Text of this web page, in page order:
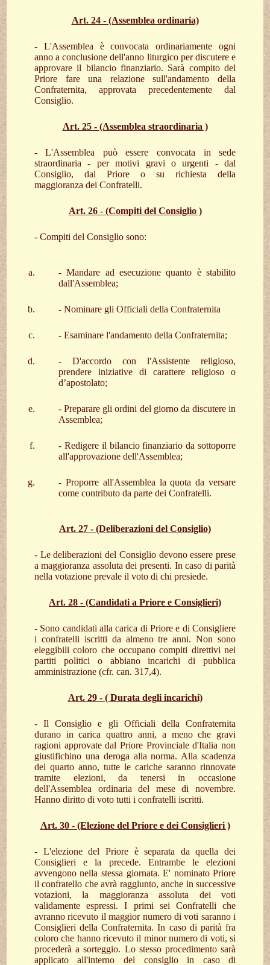
Art. 24 - (Assemblea ordinaria)
- L'Assemblea è convocata ordinariamente ogni
anno a conclusione dell'anno liturgico per discutere e
approvare il bilancio finanziario. Sarà compito del
Priore fare una relazione sull'andamento della
Confraternita, approvata precedentemente dal
Consiglio.
Art. 25 - (Assemblea straordinaria )
- L'Assemblea può essere convocata in sede
straordinaria - per motivi gravi o urgenti - dal
Consiglio, dal Priore o su richiesta della
maggioranza dei Confratelli.
Art. 26 - (Compiti del Consiglio )
- Compiti del Consiglio sono:
- Mandare ad esecuzione quanto è stabilito
dall'Assemblea;
- Nominare gli Officiali della Confraternita
- Esaminare l'andamento della Confraternita;
- D'accordo con l'Assistente religioso,
prendere iniziative di carattere religioso o
d’apostolato;
- Preparare gli ordini del giorno da discutere in
Assemblea;
- Redigere il bilancio finanziario da sottoporre
all'approvazione dell'Assemblea;
- Proporre all'Assemblea la quota da versare
come contributo da parte dei Confratelli.
Art. 27 - (Deliberazioni del Consiglio)
- Le deliberazioni del Consiglio devono essere prese
a maggioranza assoluta dei presenti. In caso di parità
nella votazione prevale il voto di chi presiede.
Art. 28 - (Candidati a Priore e Consiglieri)
- Sono candidati alla carica di Priore e di Consigliere
i confratelli iscritti da almeno tre anni. Non sono
eleggibili coloro che occupano compiti direttivi nei
partiti politici o abbiano incarichi di pubblica
amministrazione (cfr. can. 317,4).
Art. 29 - ( Durata degli incarichi)
- Il Consiglio e gli Officiali della Confraternita
durano in carica quattro anni, a meno che gravi
ragioni approvate dal Priore Provinciale d'Italia non
giustifichino una deroga alla norma. Alla scadenza
del quarto anno, tutte le cariche saranno rinnovate
tramite elezioni, da tenersi in occasione
dell'Assemblea ordinaria del mese di novembre.
Hanno diritto di voto tutti i confratelli iscritti.
Art. 30 - (Elezione del Priore e dei Consiglieri )
- L'elezione del Priore è separata da quella dei
Consiglieri e la precede. Entrambe le elezioni
avvengono nella stessa giornata. E' nominato Priore
il confratello che avrà raggiunto, anche in successive
votazioni, la maggioranza assoluta dei voti
validamente espressi. I primi sei Confratelli che
avranno ricevuto il maggior numero di voti saranno i
Consiglieri della Confraternita. In caso di parità fra
coloro che hanno ricevuto il minor numero di voti, si
procederà a sorteggio. Lo stesso procedimento sarà
applicato all'interno del consiglio in caso di